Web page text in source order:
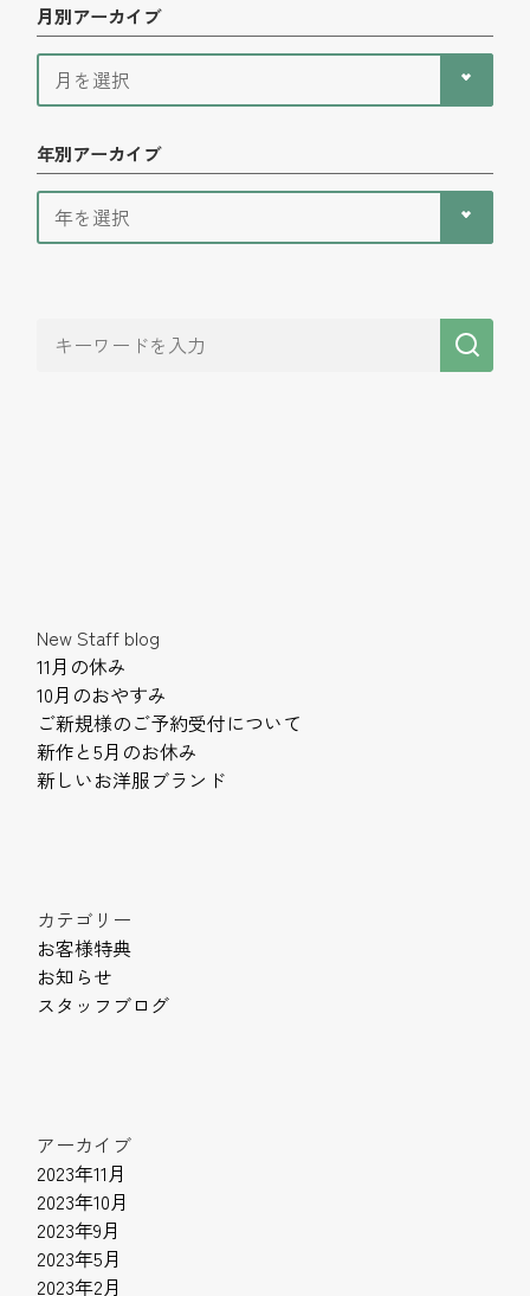
月別アーカイブ
年別アーカイブ
New Staff blog
11月の休み
10月のおやすみ
ご新規様のご予約受付について
新作と5月のお休み
新しいお洋服ブランド
カテゴリー
お客様特典
お知らせ
スタッフブログ
アーカイブ
2023年11月
2023年10月
2023年9月
2023年5月
2023年2月